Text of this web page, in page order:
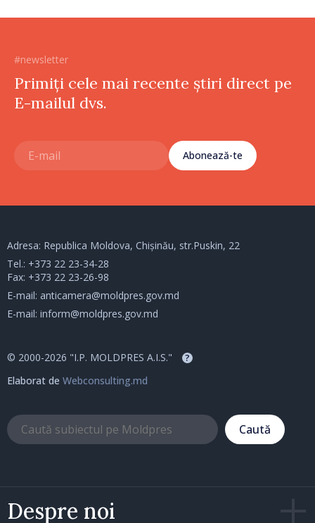
#newsletter
Primiți cele mai recente știri direct pe
E-mailul dvs.
Abonează-te
Despre noi
Adresa: Republica Moldova, Chișinău, str.Puskin, 22
Tel.: +373 22 23-34-28
Fax: +373 22 23-26-98
E-mail: anticamera@moldpres.gov.md
E-mail: inform@moldpres.gov.md
© 2000-2026 "I.P. MOLDPRES A.I.S." ?
Elaborat de Webconsulting.md
Caută